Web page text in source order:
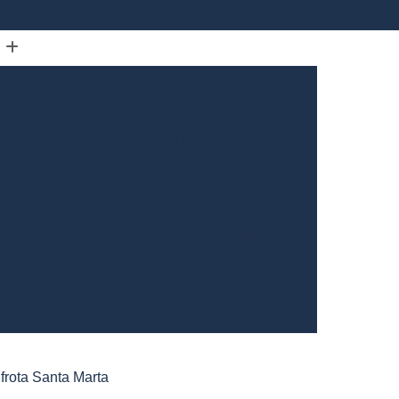
de Jornada Motorista de Caminhão
Santa Marta